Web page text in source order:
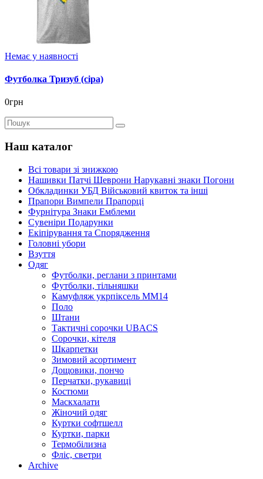
Немає у наявності
Футболка Тризуб (сіра)
0грн
Наш каталог
Всі товари зі знижкою
Нашивки Патчі Шеврони Нарукавні знаки Погони
Обкладинки УБД Військовий квиток та інші
Прапори Вимпели Прапорці
Фурнітура Знаки Емблеми
Сувеніри Подарунки
Екіпірування та Спорядження
Головні убори
Взуття
Одяг
Футболки, реглани з принтами
Футболки, тільняшки
Камуфляж укрпіксель ММ14
Поло
Штани
Тактичні сорочки UBACS
Cорочки, кітеля
Шкарпетки
Зимовий асортимент
Дощовики, пончо
Перчатки, рукавиці
Костюми
Маскхалати
Жіночий одяг
Куртки софтшелл
Куртки, парки
Термобілизна
Фліс, светри
Archive